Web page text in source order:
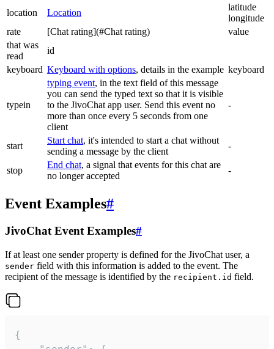
location Location
latitude
longitude
rate
[Chat rating](#Chat rating)
value
that was
read
id
keyboard Keyboard with options, details in the example keyboard
typein
typing event, in the text field of this message
you can send the typed text so that it is visible
to the JivoChat app user. Send this event no
more than once every 5 seconds from one
client
-
start
Start chat, it's intended to start a chat without
sending a message by the client
-
stop
End chat, a signal that events for this chat are
no longer accepted
-
Event Examples#
JivoChat Event Examples#
If at least one sender property is defined for the JivoChat user, a
sender field with this information is added to the event. The
recipient of the message is identified by the recipient.id field.
{